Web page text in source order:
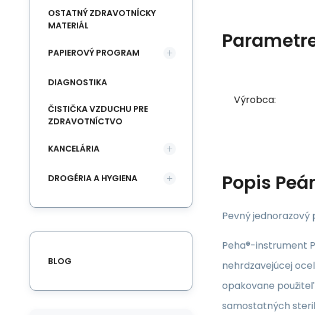
Výrobca:
Popis
Pevný jednorazový
Peha®-instrument
nehrdzavejúcej
opakovane
samostatných
OSTATNÝ ZDRAVOTNÍCKY
MATERIÁL
PAPIEROVÝ PROGRAM
DIAGNOSTIKA
ČISTIČKA VZDUCHU PRE
ZDRAVOTNÍCTVO
KANCELÁRIA
DROGÉRIA A HYGIENA
BLOG